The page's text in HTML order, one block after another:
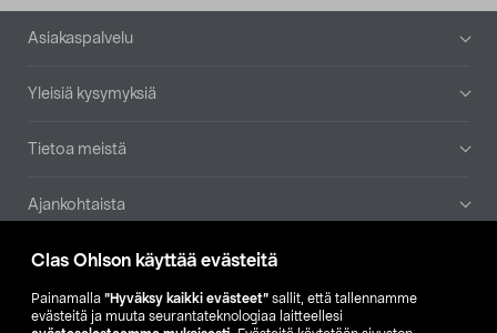
Clas Ohlson käyttää evästeitä
Painamalla ”Hyväksy kaikki evästeet” sallit, että tallennamme
evästeitä ja muuta seurantateknologiaa laitteellesi
Alatunniste
Asiakaspalvelu
Yleisiä kysymyksiä
Tietoa meistä
Ajankohtaista
Muut yrityksemme
Etsi myymälä